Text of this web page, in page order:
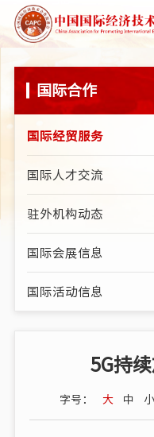
国际合作
国际经贸服务
国际人才交流
驻外机构动态
国际会展信息
国际活动信息
5G持
字号： 大 中 小